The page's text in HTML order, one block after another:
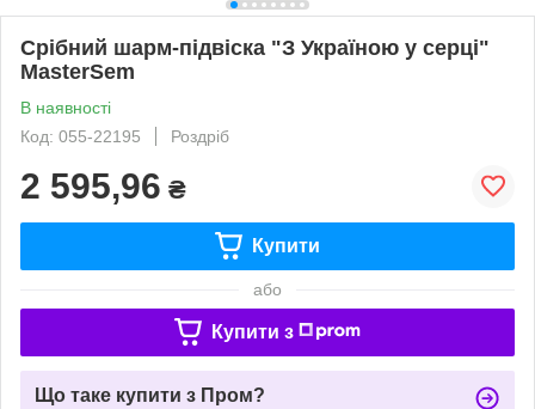
Срібний шарм-підвіска "З Україною у серці"
MasterSem
В наявності
Код: 055-22195
Роздріб
2 595,96 ₴
Купити
або
Купити з
Що таке купити з Пром?